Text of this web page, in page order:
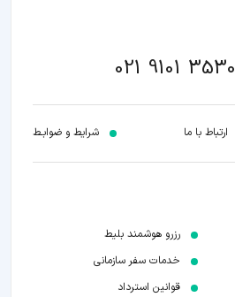
021 9101 3530
ارتباط با ما شرایط و ضوابـط
رزرو هوشمند بلیط
خدمات سفر سازمانی
قوانین استرداد